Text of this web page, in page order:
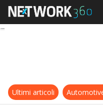
Ultimi articoli